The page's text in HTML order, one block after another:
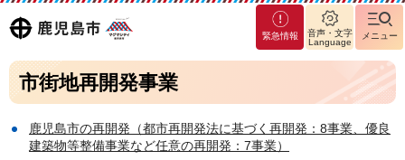
鹿児島
市
マグ
マシ
ティ
鹿児
島市
緊急情報
音声・文字
Language
メニュー
市街地再開発事業
鹿児島市の再開発（都市再開発法に基づく再開発：8事業、優良
建築物等整備事業など任意の再開発：7事業）